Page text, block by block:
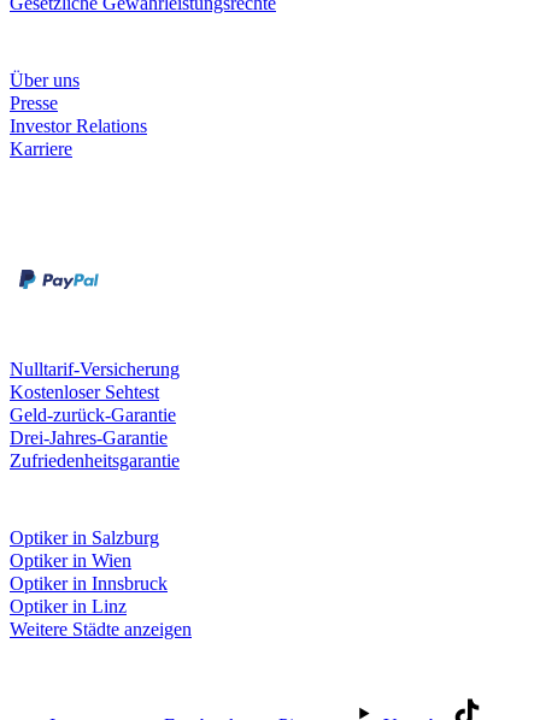
Über uns
Presse
Investor Relations
Karriere
Nulltarif-Versicherung
Kostenloser Sehtest
Geld-zurück-Garantie
Drei-Jahres-Garantie
Zufriedenheitsgarantie
Optiker in Salzburg
Optiker in Wien
Optiker in Innsbruck
Optiker in Linz
Weitere Städte anzeigen